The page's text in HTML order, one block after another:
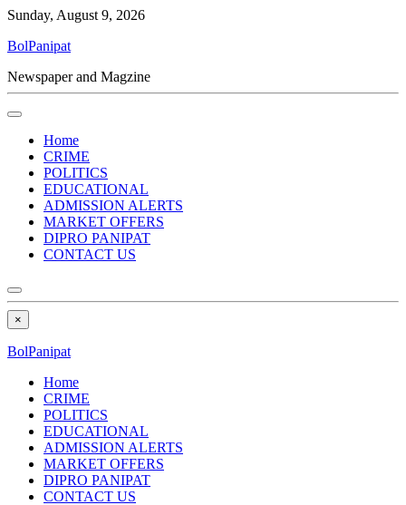
Sunday, August 9, 2026
BolPanipat
Newspaper and Magzine
Home
CRIME
POLITICS
EDUCATIONAL
ADMISSION ALERTS
MARKET OFFERS
DIPRO PANIPAT
CONTACT US
×
BolPanipat
Home
CRIME
POLITICS
EDUCATIONAL
ADMISSION ALERTS
MARKET OFFERS
DIPRO PANIPAT
CONTACT US